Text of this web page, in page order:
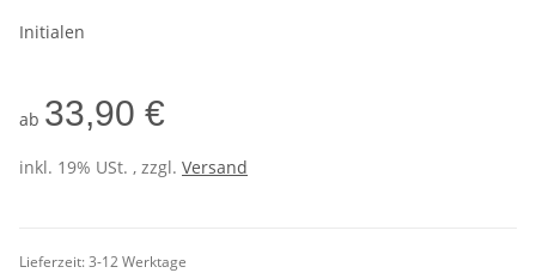
Initialen
ab 33,90 €
inkl. 19% USt. , zzgl. Versand
Lieferzeit:3-12 Werktage